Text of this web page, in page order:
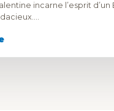
incarne l’esprit d’un